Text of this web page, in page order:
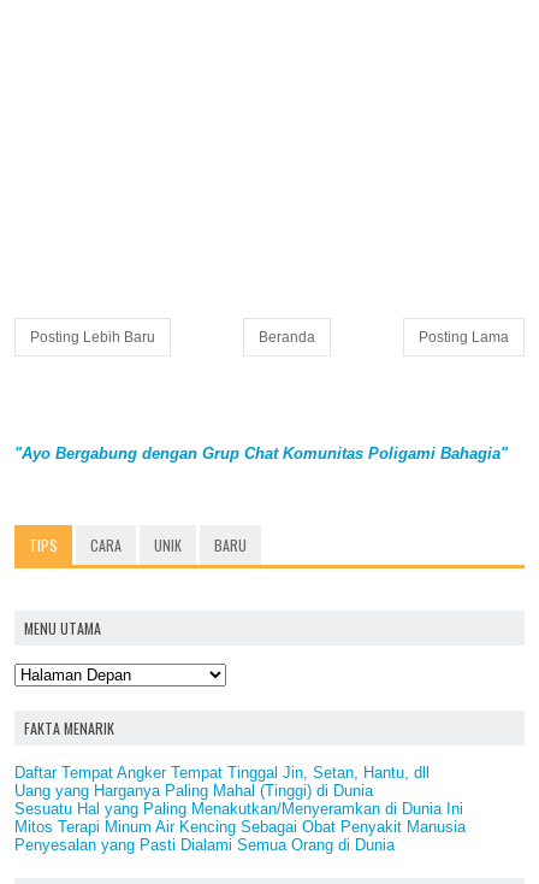
Posting Lebih Baru Posting Lama
Beranda
"Ayo Bergabung dengan Grup Chat Komunitas Poligami Bahagia"
TIPS CARA UNIK BARU
MENU UTAMA
FAKTA MENARIK
Daftar Tempat Angker Tempat Tinggal Jin, Setan, Hantu, dll
Uang yang Harganya Paling Mahal (Tinggi) di Dunia
Sesuatu Hal yang Paling Menakutkan/Menyeramkan di Dunia Ini
Mitos Terapi Minum Air Kencing Sebagai Obat Penyakit Manusia
Penyesalan yang Pasti Dialami Semua Orang di Dunia